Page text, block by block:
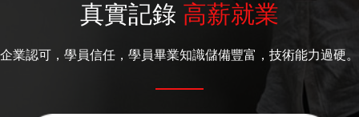
真實記錄 高薪就業
企業認可，學員信任，學員畢業知識儲備豐富，技術能力過硬。